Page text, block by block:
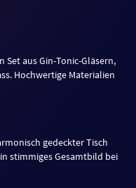
Set aus Gin-Tonic-Gläsern,
Hochwertige Materialien
gedeckter Tisch
stimmiges Gesamtbild bei